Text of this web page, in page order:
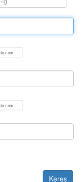
de nem
de nem